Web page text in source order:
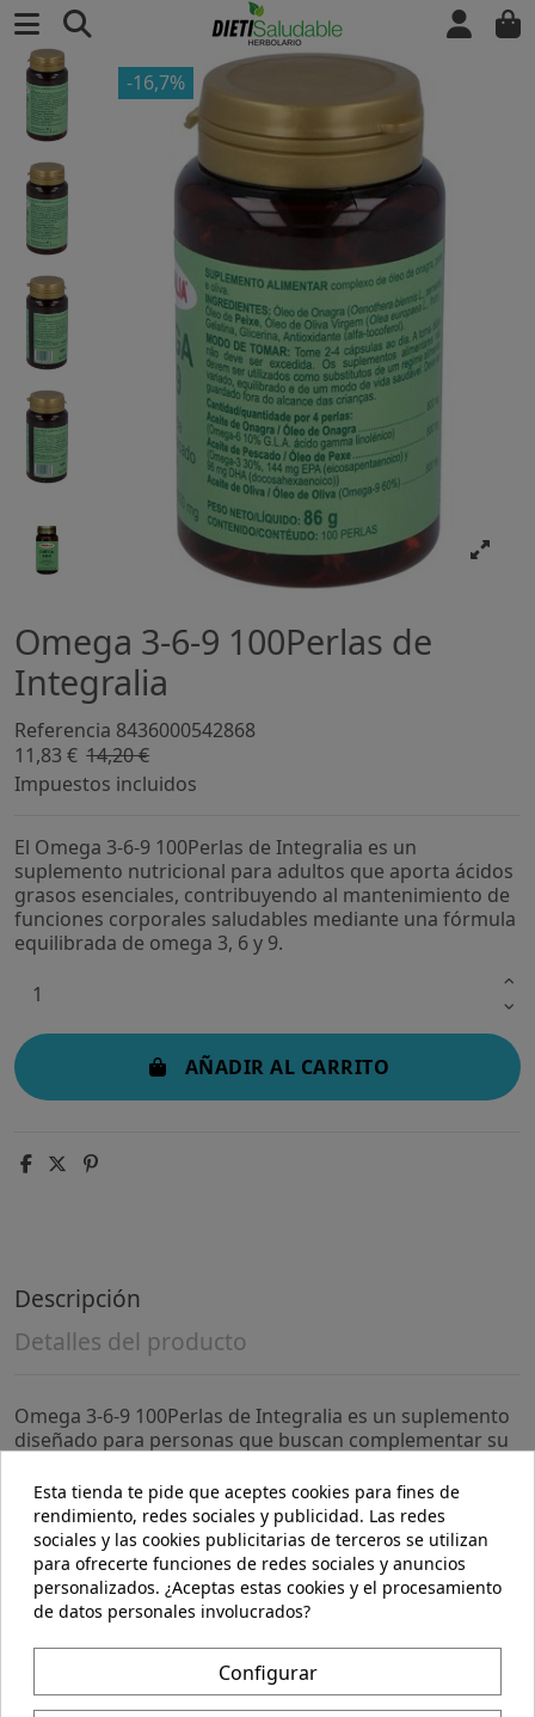
-16,7%
Omega 3-6-9 100Perlas de
Integralia
Referencia 8436000542868
11,83 € 14,20 €
Impuestos incluidos
El Omega 3-6-9 100Perlas de Integralia es un
suplemento nutricional para adultos que aporta ácidos
grasos esenciales, contribuyendo al mantenimiento de
funciones corporales saludables mediante una fórmula
equilibrada de omega 3, 6 y 9.
AÑADIR AL CARRITO
Descripción
Detalles del producto
Omega 3-6-9 100Perlas de Integralia es un suplemento
diseñado para personas que buscan complementar su
adecuado para quienes desean mantener un aporte
equilibrado de omega 3, 6 y 9 en su alimentación diaria.
- Contiene una combinación equilibrada de ácidos
grasos omega 3, 6 y 9, que contribuyen al
mantenimiento de funciones corporales normales.
- Presentado en perlas fáciles de ingerir, facilitando su
incorporación en la rutina diaria.
- Formulado para apoyar el bienestar general mediante
nutrientes que forman parte de una dieta variada y
Esta tienda te pide que aceptes cookies para fines de
rendimiento, redes sociales y publicidad. Las redes
sociales y las cookies publicitarias de terceros se utilizan
para ofrecerte funciones de redes sociales y anuncios
personalizados. ¿Aceptas estas cookies y el procesamiento
de datos personales involucrados?
Configurar